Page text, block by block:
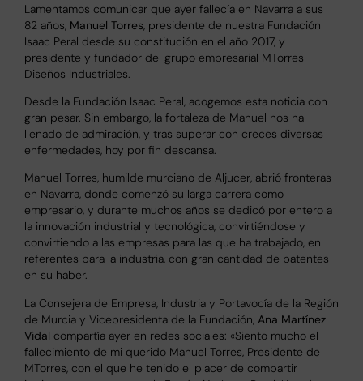
Lamentamos comunicar que ayer fallecía en Navarra a sus
82 años, Manuel Torres , presidente de nuestra Fundación
Isaac Peral desde su constitución en el año 2017, y
presidente y fundador del grupo empresarial MTorres
Diseños Industriales.
Desde la Fundación Isaac Peral, acogemos esta noticia con
gran pesar. Sin embargo, la fortaleza de Manuel nos ha
llenado de admiración, y tras superar con creces diversas
enfermedades, hoy por fin descansa.
Manuel Torres, humilde murciano de Aljucer, abrió fronteras
en Navarra, donde comenzó su larga carrera como
empresario, y durante muchos años se dedicó por entero a
la innovación industrial y tecnológica, convirtiéndose y
convirtiendo a las empresas para las que ha trabajado, en
referentes para la industria, con gran cantidad de patentes
en su haber.
La Consejera de Empresa, Industria y Portavocía de la Región
de Murcia y Vicepresidenta de la Fundación, Ana Martínez
Vidal compartía ayer en redes sociales: «Siento mucho el
fallecimiento de mi querido Manuel Torres, Presidente de
MTorres, con el que he tenido el placer de compartir